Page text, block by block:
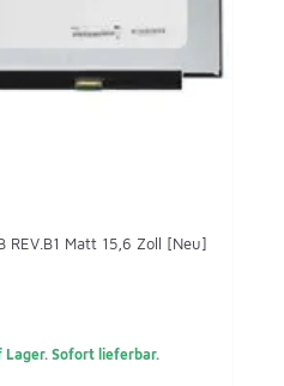
REV.B1 Matt 15,6 Zoll [Neu]
Sofort lieferbar.